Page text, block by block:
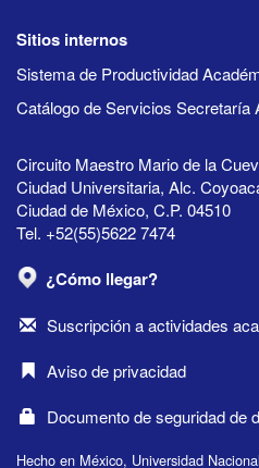
Sitios internos
Sistema de Productividad
Catálogo de Servicios Secretaría
Circuito Maestro Mario de la
Ciudad Universitaria, Alc.
Ciudad de México, C.P. 04510
Tel. +52(55)5622 7474
¿Cómo llegar?
Suscripción a actividades
Aviso de privacidad
Documento de seguridad de
Hecho en México, Universidad